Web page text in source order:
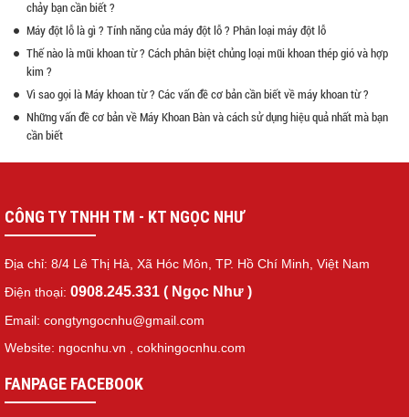
chảy bạn cần biết ?
Máy đột lỗ là gì ? Tính năng của máy đột lỗ ? Phân loại máy đột lỗ
Thế nào là mũi khoan từ ? Cách phân biệt chủng loại mũi khoan thép gió và hợp
kim ?
Vì sao gọi là Máy khoan từ ? Các vấn đề cơ bản cần biết về máy khoan từ ?
Những vấn đề cơ bản về Máy Khoan Bàn và cách sử dụng hiệu quả nhất mà bạn
cần biết
CÔNG TY TNHH TM - KT NGỌC NHƯ
Địa chỉ: 8/4 Lê Thị Hà, Xã Hóc Môn, TP. Hồ Chí Minh, Việt Nam
Điện thoại: 0908.245.331 ( Ngọc Như )
Email: congtyngocnhu@gmail.com
Website: ngocnhu.vn
cokhingocnhu.com
FANPAGE FACEBOOK